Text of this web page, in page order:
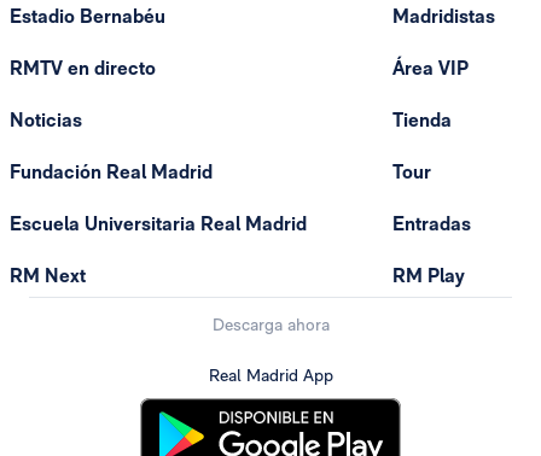
Estadio Bernabéu
RMTV en directo
Noticias
Fundación Real Madrid
Escuela Universitaria Real Madrid
RM Next
Madridistas
Área VIP
Tienda
Tour
Entradas
RM Play
Descarga ahora
Real Madrid App